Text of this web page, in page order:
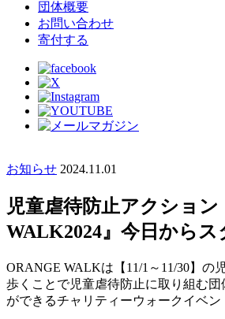
団体概要
お問い合わせ
寄付する
お知らせ 2024.11.01
児童虐待防止アクション
WALK2024』今日からス
ORANGE WALKは【11/1～11/30】の
歩くことで児童虐待防止に取り組む団
ができるチャリティーウォークイベン